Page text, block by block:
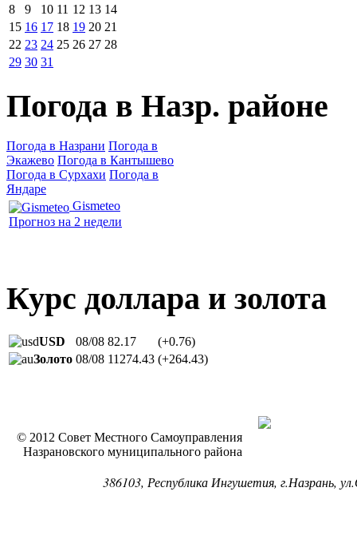
8
9 10 11 12 13 14
15 16 17 18 19 20 21
22 23 24 25 26 27 28
29 30 31
Погода в Назр. районе
Погода в Назрани Погода в
Экажево Погода в Кантышево
Погода в Сурхахи Погода в
Яндаре
Gismeteo
Прогноз на 2 недели
Курс доллара и золота
USD 08/08 82.17
(+0.76)
Золото 08/08 11274.43 (+264.43)
© 2012 Совет Местного Самоуправления
Назрановского муниципального района
386103, Республика Ингушетия, г.Назрань,